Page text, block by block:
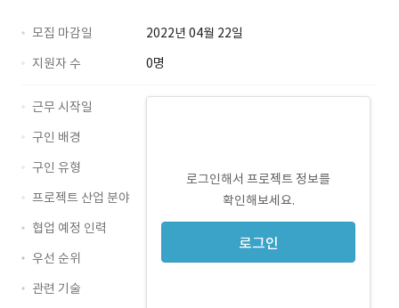
모집 마감일
2022년 04월 22일
지원자 수
0명
로그인해서 프로젝트 정보를
확인해보세요.
로그인
근무 시작일
구인 배경
구인 유형
프로젝트 산업 분야
협업 예정 인력
우선 순위
관련 기술